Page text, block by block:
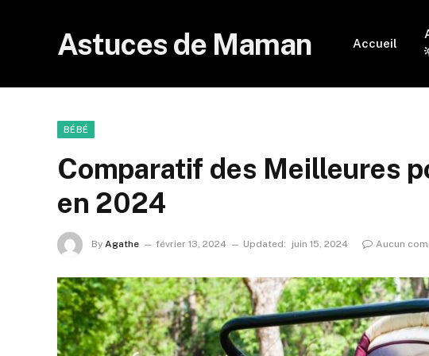
Astuces de Maman Accueil
BÉBÉ
Comparatif des Meilleures
en 2024
By Agathe février 13, 2024 Updated: juin 15, 2024 Aucun